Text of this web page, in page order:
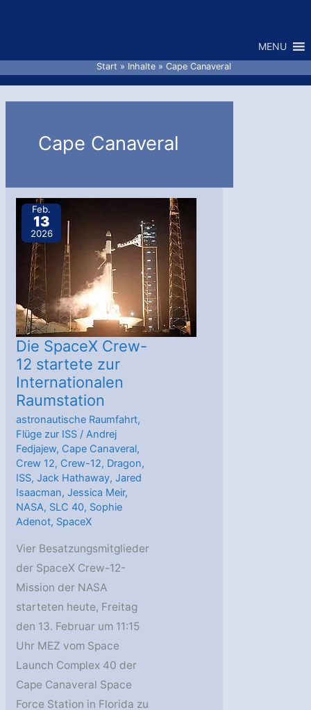
MENU
Start Inhalte Cape Canaveral
Cape Canaveral
Feb.
13
2026
Die SpaceX Crew-
12 startete zur
Internationalen
Raumstation
astronautische Raumfahrt,
Flüge zur ISS /Andrej
Fedjajew, Cape Canaveral,
Crew 12, Crew-12, Dragon,
ISS,Jack Hathaway,Jared
Isaacman,Jessica Meir,
NASA, SLC 40, Sophie
Adenot, SpaceX
Vier Besatzungsmitglieder
der SpaceX Crew-12-
Mission der NASA
starteten heute, Freitag
den 13. Februar um 11:15
Uhr MEZ vom Space
Launch Complex 40 der
Cape Canaveral Space
Force Station in Florida zu